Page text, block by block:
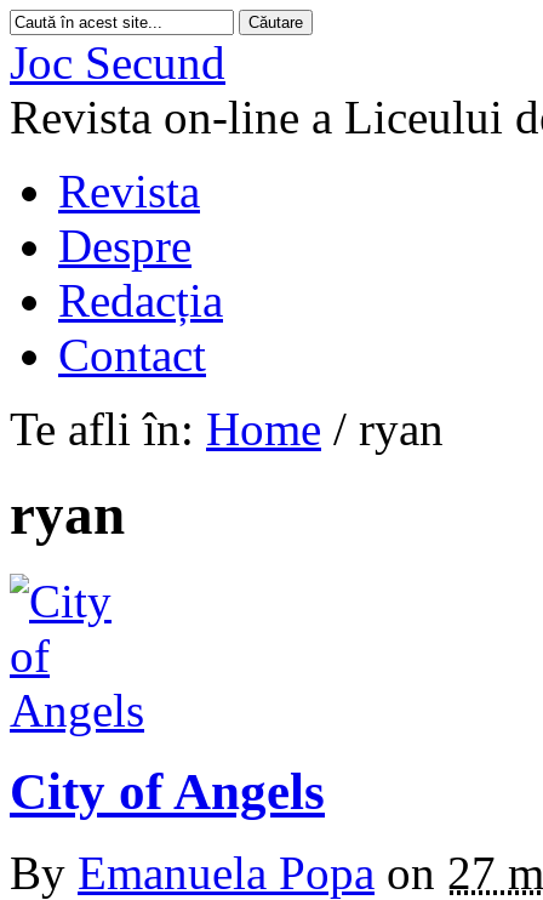
Joc Secund
Revista on-line a Liceului
Revista
Despre
Redacția
Contact
Te afli în: Home / ryan
ryan
City of Angels
By Emanuela Popa on 27